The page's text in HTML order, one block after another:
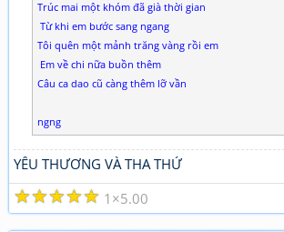
Trúc mai một khóm đã già thời gian
Từ khi em bước sang ngang
Tôi quên một mảnh trăng vàng rồi em
Em về chi nữa buồn thêm
Câu ca dao cũ càng thêm lỡ vần
ngng
YÊU THƯƠNG VÀ THA THỨ
☆
☆
☆
☆
☆ 1 5.00